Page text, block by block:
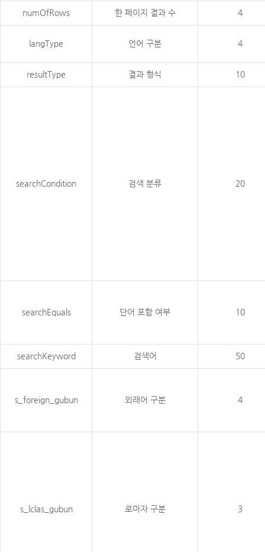
numOfRows 한 페이지 결과 수 4
langType 언어 구분 4
resultType 결과 형식 10
searchCondition 검색 분류 20
searchEquals 단어 포함 여부 10
searchKeyword 검색어 50
s_foreign_gubun 외래어 구분 4
s_lclas_gubun 로마자 구분 3